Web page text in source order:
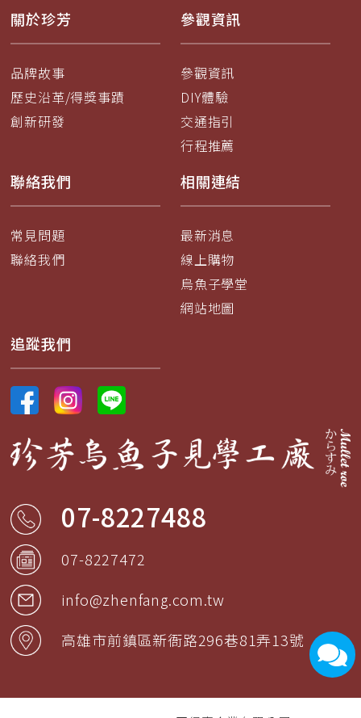
關於珍芳
品牌故事
歷史沿革/得獎事蹟
創新研發
參觀資訊
參觀資訊
DIY體驗
交通指引
行程推薦
聯絡我們
常見問題
聯絡我們
相關連結
最新消息
線上購物
烏魚子學堂
網站地圖
追蹤我們
07-8227488
07-8227472
info@zhenfang.com.tw
高雄市前鎮區新衙路296巷81弄13號